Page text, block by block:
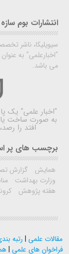
انتشارات بوم
سیویلیکا، ناشر
"اخبارعلمی" به
می باشد.
"اخبار علمی" یک
به صورت ساخت
افتد را
برچسب های پر
همایش گزارش
وزارت بهداشت
هفته پژوهش
مقالات علمی | رتبه
فراخوان های علمی |